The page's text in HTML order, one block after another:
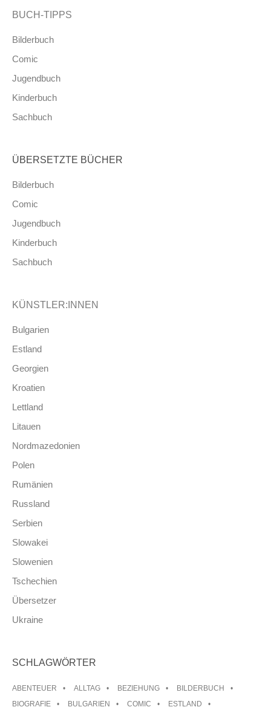
BUCH-TIPPS
Bilderbuch
Comic
Jugendbuch
Kinderbuch
Sachbuch
ÜBERSETZTE BÜCHER
Bilderbuch
Comic
Jugendbuch
Kinderbuch
Sachbuch
KÜNSTLER:INNEN
Bulgarien
Estland
Georgien
Kroatien
Lettland
Litauen
Nordmazedonien
Polen
Rumänien
Russland
Serbien
Slowakei
Slowenien
Tschechien
Übersetzer
Ukraine
SCHLAGWÖRTER
ABENTEUER ALLTAG BEZIEHUNG
BILDERBUCH
BIOGRAFIE
BULGARIEN COMIC
ESTLAND